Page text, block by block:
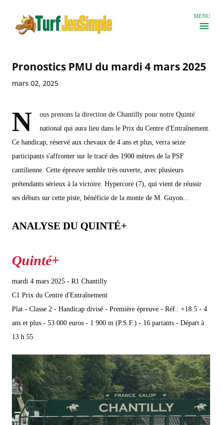
MENU
Pronostics PMU du mardi 4 mars 2025
mars 02, 2025
N
ous prenons la direction de Chantilly pour notre Quinté
national qui aura lieu dans le Prix du Centre d'Entraînement.
Ce handicap, réservé aux chevaux de 4 ans et plus, verra seize
participants s'affronter sur le tracé des 1900 mètres de la PSF
cantilienne. Cette épreuve semble très ouverte, avec plusieurs
prétendants sérieux à la victoire. Hypercore (7), qui vient de réussir
ses débuts sur cette piste, bénéficie de la monte de M. Guyon...
ANALYSE DU QUINTÉ+
mardi 4 mars 2025 - R1 Chantilly
C1 Prix du Centre d'Entraînement
Plat - Classe 2 - Handicap divisé - Première épreuve - Réf.: +18.5 - 4
ans et plus - 53 000 euros - 1 900 m (P.S.F.) - 16 partants - Départ à
13 h 55